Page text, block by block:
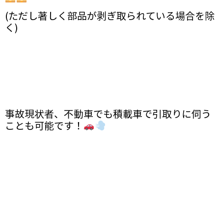
(ただし著しく部品が剥ぎ取られている場合を除
く)
事故現状者、不動車でも積載車で引取りに伺う
ことも可能です！